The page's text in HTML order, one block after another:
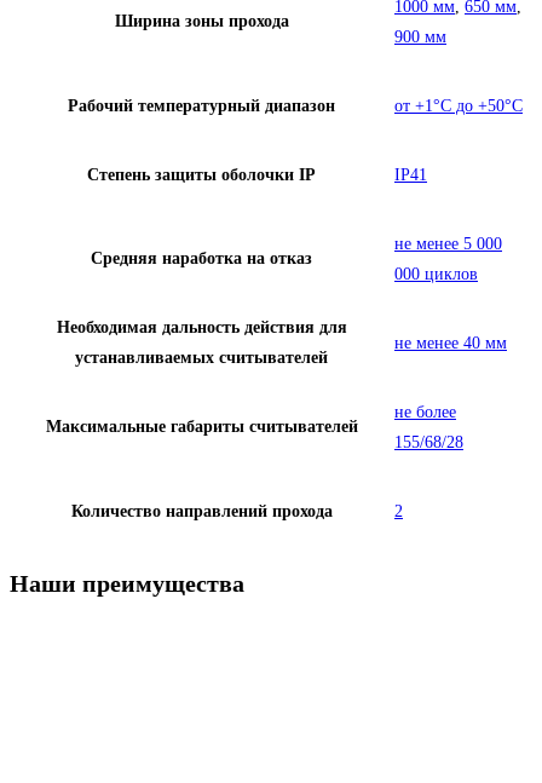
Ширина зоны прохода
1000 мм 650 мм
900 мм
Рабочий температурный диапазон от +1°C до +50°C
Степень защиты оболочки IP IP41
Средняя наработка на отказ
не менее 5 000
000 циклов
Необходимая дальность действия для
устанавливаемых считывателей
не менее 40 мм
Максимальные габариты считывателей
не более
155/68/28
Количество направлений прохода 2
Наши преимущества